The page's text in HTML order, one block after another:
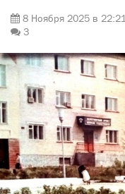
8 Ноября 2025 в 22:21
3